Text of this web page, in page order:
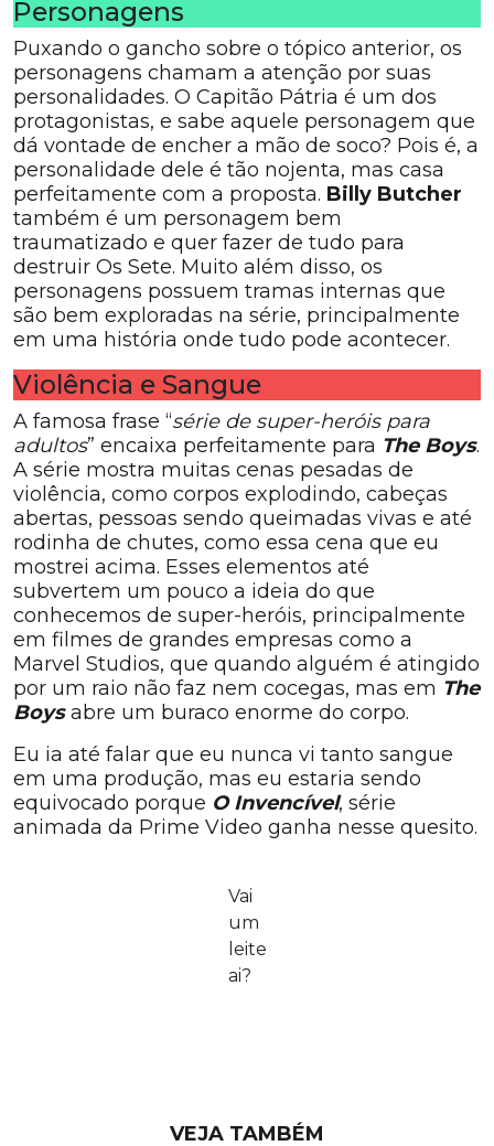
Personagens
Puxando o gancho sobre o tópico anterior, os
personagens chamam a atenção por suas
personalidades. O Capitão Pátria é um dos
protagonistas, e sabe aquele personagem que
dá vontade de encher a mão de soco? Pois é, a
personalidade dele é tão nojenta, mas casa
perfeitamente com a proposta. Billy Butcher
também é um personagem bem
traumatizado e quer fazer de tudo para
destruir Os Sete. Muito além disso, os
personagens possuem tramas internas que
são bem exploradas na série, principalmente
em uma história onde tudo pode acontecer.
Violência e Sangue
A famosa frase “série de super-heróis para
adultos” encaixa perfeitamente para The Boys.
A série mostra muitas cenas pesadas de
violência, como corpos explodindo, cabeças
abertas, pessoas sendo queimadas vivas e até
rodinha de chutes, como essa cena que eu
mostrei acima. Esses elementos até
subvertem um pouco a ideia do que
conhecemos de super-heróis, principalmente
em filmes de grandes empresas como a
Marvel Studios, que quando alguém é atingido
por um raio não faz nem cocegas, mas em The
Boysabre um buraco enorme do corpo.
Eu ia até falar que eu nunca vi tanto sangue
em uma produção, mas eu estaria sendo
equivocado porque O Invencível, série
animada da Prime Video ganha nesse quesito.
Vai
um
leite
ai?
VEJA TAMBÉM